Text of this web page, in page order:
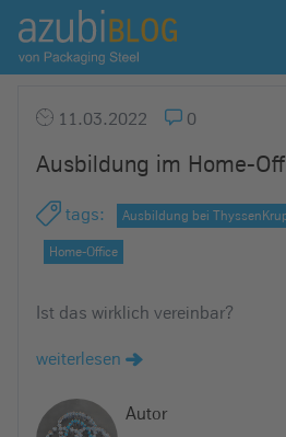
A
z
u
11.03.2022 0
Ausbildung im Home-
tags: Ausbildung bei
Home-Office
Ist das wirklich vereinbar?
weiterlesen
Autor